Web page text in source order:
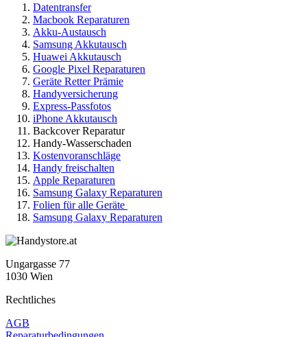
Datentransfer
Macbook Reparaturen
Akku-Austausch
Samsung Akkutausch
Huawei Akkutausch
Google Pixel Reparaturen
Geräte Retter Prämie
Handyversicherung
Express-Passfotos
iPhone Akkutausch
Backcover Reparatur
Handy-Wasserschaden
Kostenvoranschläge
Handy freischalten
Apple Reparaturen
Samsung Galaxy Reparaturen
Folien für alle Geräte
Samsung Galaxy Reparaturen
Ungargasse 77
1030 Wien
Rechtliches
AGB